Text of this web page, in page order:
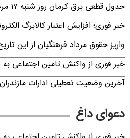
جدول قطعی برق کرمان روز شنبه ۱۷ مرداد ۱۴۰۵ | برنامه خاموشی برق کرمان اعلام شد
خبر فوری؛ افزایش اعتبار کالابرگ الکترونیکی در
واریز حقوق مرداد فرهنگیان از این
خبر فوری از واکنش تامین اجتماعی به
آخرین وضعیت تعطیلی ادارات مازندران و
دعوای داغ